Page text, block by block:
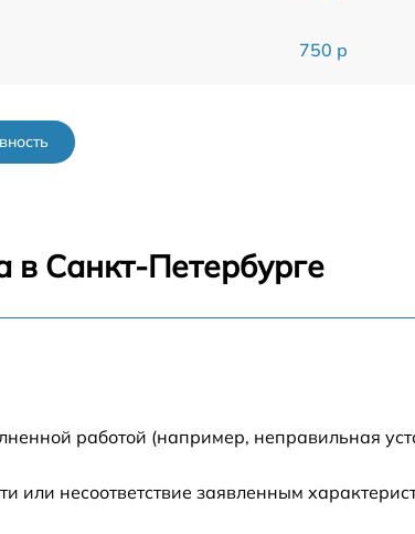
750 р
в Санкт-Петербурге
работой (например, неправильная
или несоответствие заявленным